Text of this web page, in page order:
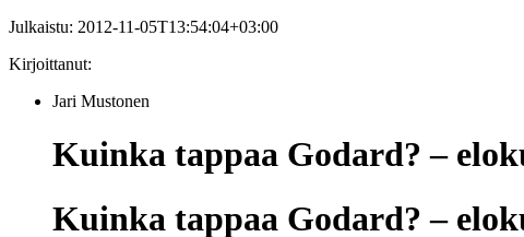
Julkaistu: 2012-11-05T13:54:04+03:00
Kirjoittanut:
Jari Mustonen
Kuinka tappaa Godard? –
Kuinka tappaa Godard? –